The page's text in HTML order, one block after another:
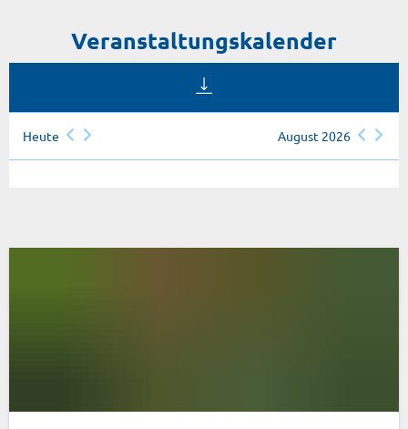
Veranstaltungskalender
Heute August 2026